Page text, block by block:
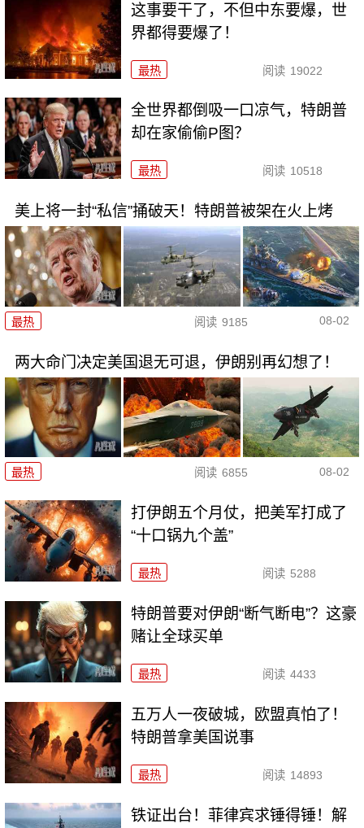
这事要干了，不但中东要爆，世
界都得要爆了！
最热 阅读 19022
全世界都倒吸一口凉气，特朗普
却在家偷偷P图？
最热 阅读 10518
美上将一封“私信”捅破天！特朗普被架在火上烤
最热 阅读 9185 08-02
两大命门决定美国退无可退，伊朗别再幻想了！
最热 阅读 6855 08-02
打伊朗五个月仗，把美军打成了
“十口锅九个盖”
最热 阅读 5288
特朗普要对伊朗“断气断电”？这豪
赌让全球买单
最热 阅读 4433
五万人一夜破城，欧盟真怕了！
特朗普拿美国说事
最热 阅读 14893
铁证出台！菲律宾求锤得锤！解